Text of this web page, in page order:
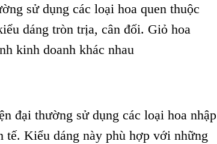
sử dụng các loại hoa quen thuộc
dáng tròn trịa, cân đối. Giỏ hoa
kinh doanh khác nhau
đại thường sử dụng các loại hoa nhập
tế. Kiểu dáng này phù hợp với những